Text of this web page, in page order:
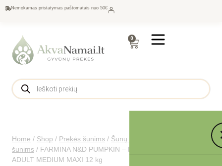
Nemokamas pristatymas paštomatais nuo 50€
0
Home / Shop / Prekės šunims / Šunų maistas
šunims / FARMINA N&D PUMPKIN – DOG Dry Quail&Pomegr
ADULT MEDIUM MAXI 12 kg